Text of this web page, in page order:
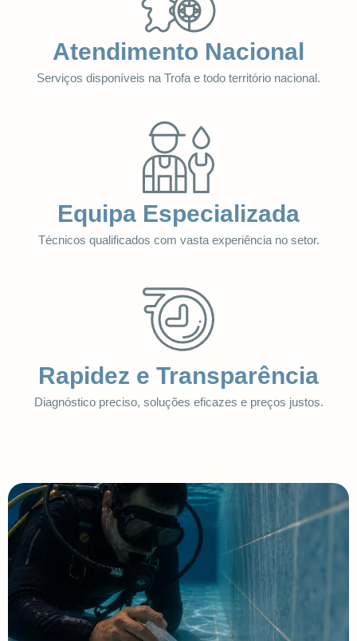
Atendimento Nacional
Serviços disponíveis na Trofa e todo território nacional.
Equipa Especializada
Técnicos qualificados com vasta experiência no setor.
Rapidez e Transparência
Diagnóstico preciso, soluções eficazes e preços justos.